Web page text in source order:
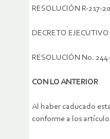
RESOLUCIÓN R-217-
DECRETO
RESOLUCIÓN No.
CON LO ANTERIOR
Al haber caducado
conforme a los